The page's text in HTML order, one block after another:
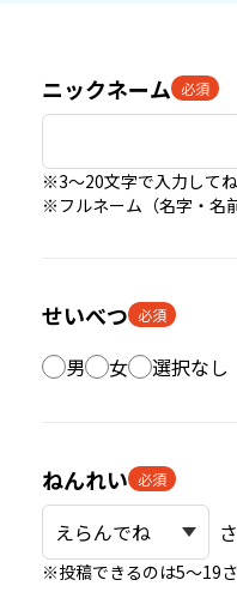
ニックネーム 必須
※3〜20文字で入力してね
※フルネーム（名字・名
せいべつ 必須
男 女 選択なし
ねんれい 必須
※投稿できるのは5〜19